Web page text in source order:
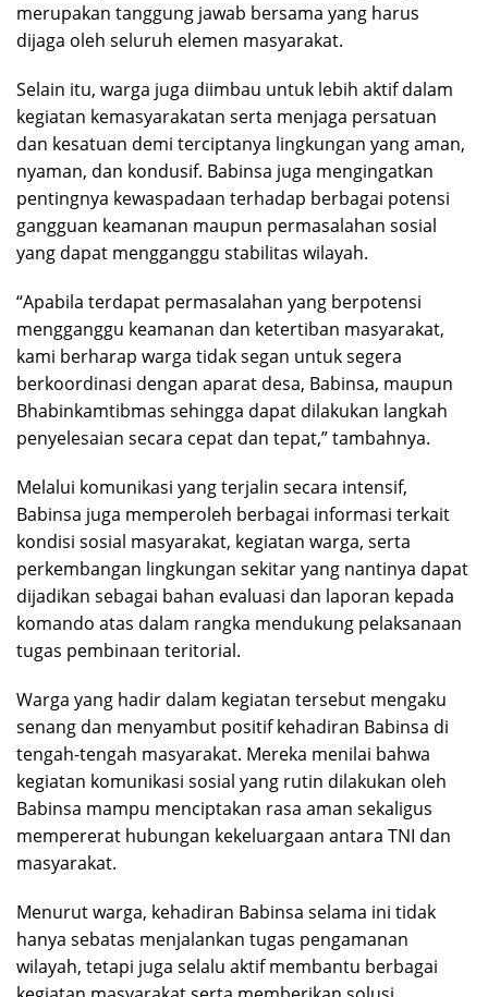
merupakan tanggung jawab bersama yang harus
dijaga oleh seluruh elemen masyarakat.
Selain itu, warga juga diimbau untuk lebih aktif dalam
kegiatan kemasyarakatan serta menjaga persatuan
dan kesatuan demi terciptanya lingkungan yang aman,
nyaman, dan kondusif. Babinsa juga mengingatkan
pentingnya kewaspadaan terhadap berbagai potensi
gangguan keamanan maupun permasalahan sosial
yang dapat mengganggu stabilitas wilayah.
“Apabila terdapat permasalahan yang berpotensi
mengganggu keamanan dan ketertiban masyarakat,
kami berharap warga tidak segan untuk segera
berkoordinasi dengan aparat desa, Babinsa, maupun
Bhabinkamtibmas sehingga dapat dilakukan langkah
penyelesaian secara cepat dan tepat,” tambahnya.
Melalui komunikasi yang terjalin secara intensif,
Babinsa juga memperoleh berbagai informasi terkait
kondisi sosial masyarakat, kegiatan warga, serta
perkembangan lingkungan sekitar yang nantinya dapat
dijadikan sebagai bahan evaluasi dan laporan kepada
komando atas dalam rangka mendukung pelaksanaan
tugas pembinaan teritorial.
Warga yang hadir dalam kegiatan tersebut mengaku
senang dan menyambut positif kehadiran Babinsa di
tengah-tengah masyarakat. Mereka menilai bahwa
kegiatan komunikasi sosial yang rutin dilakukan oleh
Babinsa mampu menciptakan rasa aman sekaligus
mempererat hubungan kekeluargaan antara TNI dan
masyarakat.
Menurut warga, kehadiran Babinsa selama ini tidak
hanya sebatas menjalankan tugas pengamanan
wilayah, tetapi juga selalu aktif membantu berbagai